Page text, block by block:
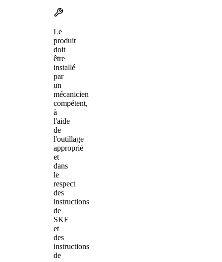
Le
produit
doit
être
installé
par
un
mécanicien
compétent,
à
l'aide
de
l'outillage
approprié
et
dans
le
respect
des
instructions
de
SKF
et
des
instructions
de